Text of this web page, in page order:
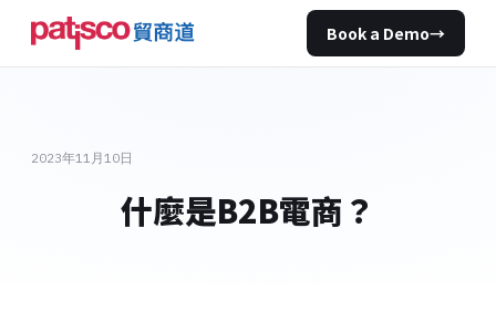
Book a Demo→
2023年11月10日
什麼是B2B電商？